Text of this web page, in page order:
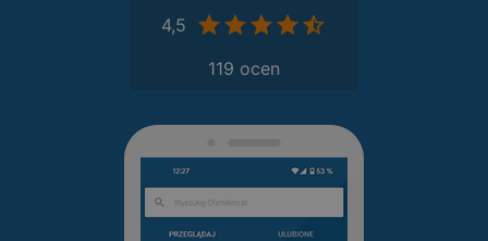
4,5
119 ocen